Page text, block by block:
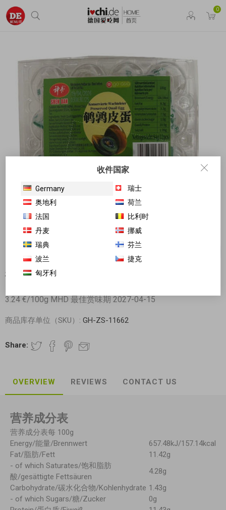
0
神丹 鹌鹑松花蛋 鹌鹑皮蛋 84g
3.24 €/100g MHD 最佳赏味期 2027-04-15
商品库存单位（SKU）: GH-ZS-11662
Share:
OVERVIEW REVIEWS CONTACT US
营养成分表
营养成分表每 100g
Energy/能量/Brennwert
657.48kJ/157.14kcal
Fat/脂肪/Fett
11.42g
- of which Saturates/饱和脂肪
酸/gesättigte Fettsäuren
4.28g
Carbohydrate/碳水化合物/Kohlenhydrate 1.43g
- of which Sugars/糖/Zucker
0g
收件国家
Germany
瑞士
奥地利
荷兰
法国
比利时
丹麦
挪威
瑞典
芬兰
波兰
捷克
匈牙利